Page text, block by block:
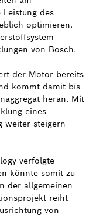
des
optimieren.
von Bosch.
der Motor bereits
kommt damit bis
heran. Mit
eines
weiter steigern
verfolgte
könnte somit zu
der allgemeinen
reiht
von